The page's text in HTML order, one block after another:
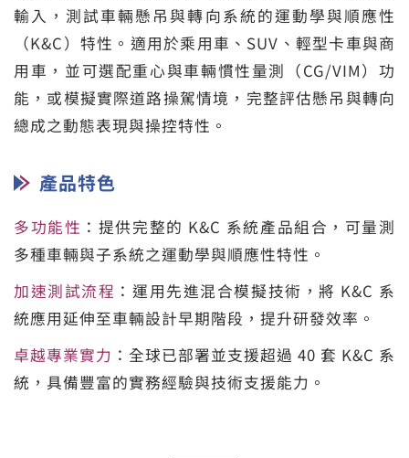
輸入，測試車輛懸吊與轉向系統的運動學與順應性
（K&C）特性。適用於乘用車、SUV、輕型卡車與商
用車，並可選配重心與車輛慣性量測（CG/VIM）功
能，或模擬實際道路操駕情境，完整評估懸吊與轉向
總成之動態表現與操控特性。
產品特色
多功能性 ：提供完整的 K&C 系統產品組合，可量測
多種車輛與子系統之運動學與順應性特性。
加速測試流程 ：運用先進混合模擬技術，將 K&C 系
統應用延伸至車輛設計早期階段，提升研發效率。
卓越專業實力 ：全球已部署並支援超過 40 套 K&C 系
統，具備豐富的實務經驗與技術支援能力。